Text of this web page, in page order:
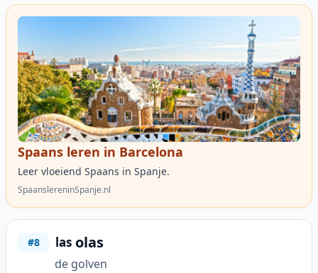
Spaans leren in Barcelona
Leer vloeiend Spaans in Spanje.
SpaanslereninSpanje.nl
#8 las olas
de golven